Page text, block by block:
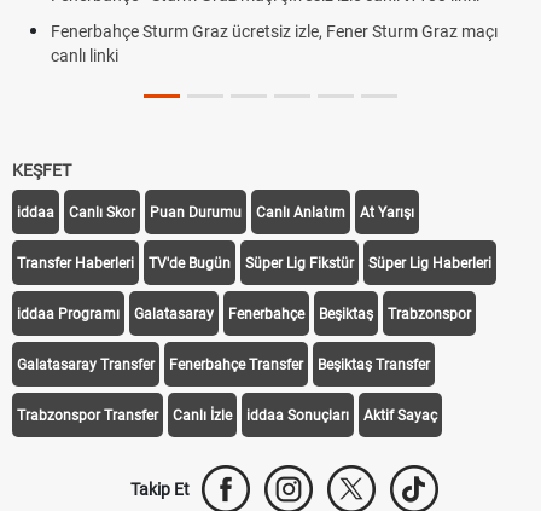
Fenerbahçe Sturm Graz ücretsiz izle, Fener Sturm Graz maçı
canlı linki
KEŞFET
iddaa Canlı Skor Puan Durumu Canlı Anlatım At Yarışı
Transfer Haberleri TV'de Bugün Süper Lig Fikstür Süper Lig Haberleri
iddaa Programı Galatasaray Fenerbahçe Beşiktaş Trabzonspor
Galatasaray Transfer Fenerbahçe Transfer Beşiktaş Transfer
Trabzonspor Transfer Canlı İzle iddaa Sonuçları Aktif Sayaç
Takip Et